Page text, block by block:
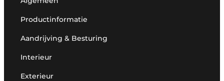
Productinformatie
Aandrijving & Besturing
Interieur
Exterieur